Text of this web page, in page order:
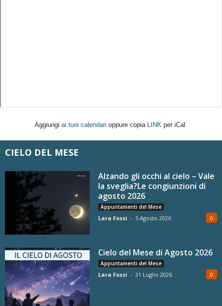
Aggiungi ai tuoi calendari oppure copia LINK per iCal
CIELO DEL MESE
Alzando gli occhi al cielo – Vale
la sveglia?Le congiunzioni di
agosto 2026
Appuntamenti del Mese
Lara Fossi - 5 Agosto 2026 0
Cielo del Mese di Agosto 2026
Appuntamenti del Mese
Lara Fossi - 31 Luglio 2026 0